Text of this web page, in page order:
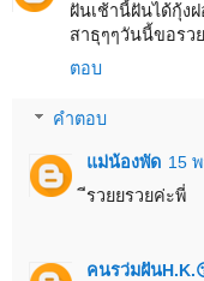
ฝันเช้านี้ฝันได้กุ้ง
สาธุๆๆวันนี้ขอรว
ตอบ
คำตอบ
แม่น้องพัด 15
ีรวยยรวยค่ะพี่
คนรว่มฝัน